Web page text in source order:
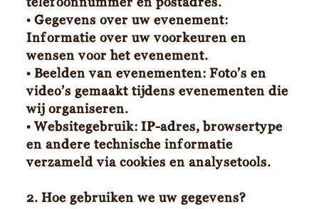
• Gegevens over uw evenement:
Informatie over uw voorkeuren en
wensen voor het evenement.
• Beelden van evenementen: Foto’s en
video’s gemaakt tijdens evenementen die
wij organiseren.
• Websitegebruik: IP-adres, browsertype
en andere technische informatie
verzameld via cookies en analysetools.
2. Hoe gebruiken we uw gegevens?